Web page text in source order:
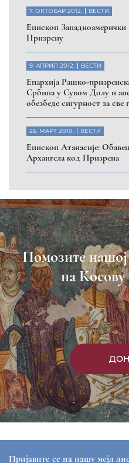
7. ОКТОБАР 2012. ВЕСТИ
Eпископ
Призрену
9. АПРИЛ 2012. ВЕСТИ
Eпархија Рашко-
Србина у Сувом Долу и
обезбеде сигурност за све
26. МАРТ 2010. ВЕСТИ
Eпископ Атанасије:
Архангела код Призрена
Помозите
на
Пријавите се на нашу мејл